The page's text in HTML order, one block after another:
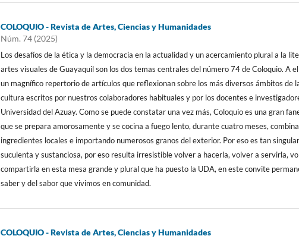
COLOQUIO - Revista de Artes, Ciencias y Humanidades
Núm. 74 (2025)
Los desafíos de la ética y la democracia en la actualidad y un acercamiento plural a la
artes visuales de Guayaquil son los dos temas centrales del número 74 de Coloquio. A
un magnífico repertorio de artículos que reflexionan sobre los más diversos ámbitos de
cultura escritos por nuestros colaboradores habituales y por los docentes e
Universidad del Azuay. Como se puede constatar una vez más, Coloquio es una gran
que se prepara amorosamente y se cocina a fuego lento, durante cuatro meses,
ingredientes locales e importando numerosos granos del exterior. Por eso es tan
suculenta y sustanciosa, por eso resulta irresistible volver a hacerla, volver a servirla,
compartirla en esta mesa grande y plural que ha puesto la UDA, en este convite
saber y del sabor que vivimos en comunidad.
COLOQUIO - Revista de Artes, Ciencias y Humanidades